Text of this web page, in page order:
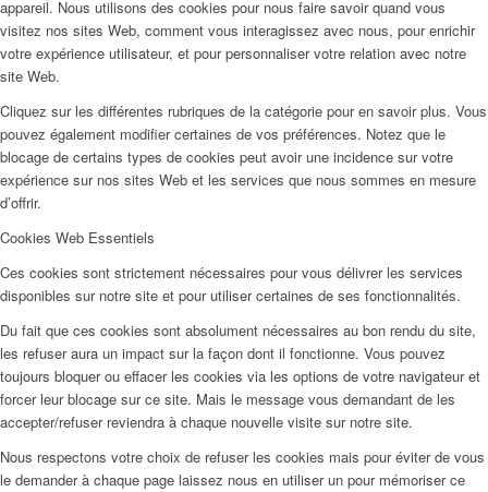
appareil. Nous utilisons des cookies pour nous faire savoir quand vous
visitez nos sites Web, comment vous interagissez avec nous, pour enrichir
votre expérience utilisateur, et pour personnaliser votre relation avec notre
site Web.
Cliquez sur les différentes rubriques de la catégorie pour en savoir plus. Vous
pouvez également modifier certaines de vos préférences. Notez que le
blocage de certains types de cookies peut avoir une incidence sur votre
expérience sur nos sites Web et les services que nous sommes en mesure
d’offrir.
Cookies Web Essentiels
Ces cookies sont strictement nécessaires pour vous délivrer les services
disponibles sur notre site et pour utiliser certaines de ses fonctionnalités.
Du fait que ces cookies sont absolument nécessaires au bon rendu du site,
les refuser aura un impact sur la façon dont il fonctionne. Vous pouvez
toujours bloquer ou effacer les cookies via les options de votre navigateur et
forcer leur blocage sur ce site. Mais le message vous demandant de les
accepter/refuser reviendra à chaque nouvelle visite sur notre site.
Nous respectons votre choix de refuser les cookies mais pour éviter de vous
le demander à chaque page laissez nous en utiliser un pour mémoriser ce